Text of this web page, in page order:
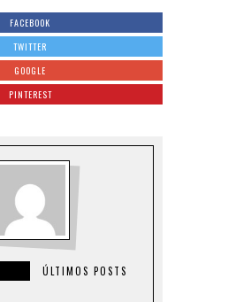
FACEBOOK
TWITTER
GOOGLE
PINTEREST
ÚLTIMOS POSTS